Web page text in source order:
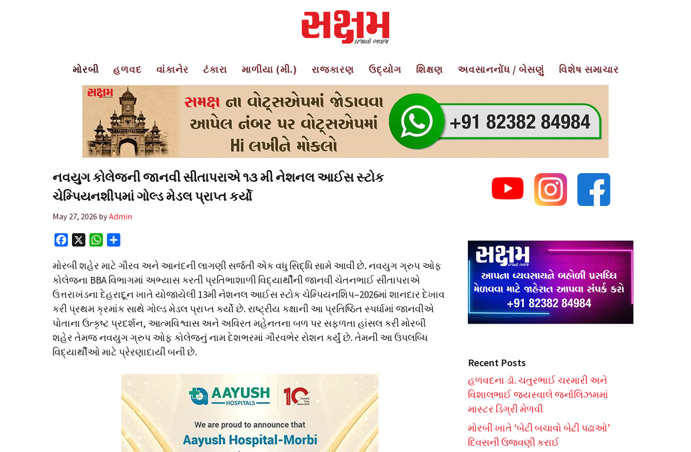
મોરબી હળવદ વાંકાનેર ટંકારા માળીયા (મી.) રાજકારણ ઉદ્યોગ શિક્ષણ અવસાનનોંધ / બેસણું વિશેષ સમાચાર
નવયુગ કોલેજની જાનવી સીતાપરાએ ૧૩ મી નેશનલ આઈસ સ્ટોક
ચેમ્પિયનશીપમાં ગોલ્ડ મેડલ પ્રાપ્ત કર્યો
May 27, 2026 byAdmin
c
e
b
o
o
k
a
t
s
A
p
p
a
r
e
મોરબી શહેર માટે ગૌરવ અને આનંદની લાગણી સર્જતી એક વધુ સિદ્ધિ સામે આવી છે. નવયુગ ગ્રુપ ઓફ
કોલેજના BBA વિભાગમાં અભ્યાસ કરતી પ્રતિભાશાળી વિદ્યાર્થીની જાનવી ચેતનભાઈ સીતાપરાએ
ઉત્તરાખંડના દેહરાદૂન ખાતે યોજાયેલી 13મી નેશનલ આઈસ સ્ટોક ચેમ્પિયનશિપ–2026માં શાનદાર દેખાવ
કરી પ્રથમ ક્રમાંક સાથે ગોલ્ડ મેડલ પ્રાપ્ત કર્યો છે. રાષ્ટ્રીય કક્ષાની આ પ્રતિષ્ઠિત સ્પર્ધામાં જાનવીએ
પોતાના ઉત્કૃષ્ટ પ્રદર્શન, આત્મવિશ્વાસ અને અવિરત મહેનતના બળ પર સફળતા હાંસલ કરી મોરબી
શહેર તેમજ નવયુગ ગ્રુપ ઓફ કોલેજનું નામ દેશભરમાં ગૌરવભેર રોશન કર્યું છે. તેમની આ ઉપલબ્ધિ
વિદ્યાર્થીઓ માટે પ્રેરણાદાયી બની છે.
Recent Posts
હળવદના ડૉ. ચતુરભાઈ ચરમારી અને
વિશાલભાઈ જયસ્વાલે જર્નાલિઝમમાં
માસ્ટર ડિગ્રી મેળવી
મોરબી ખાતે ‘બેટી બચાવો બેટી પઢાઓ’
દિવસની ઉજવણી કરાઈ